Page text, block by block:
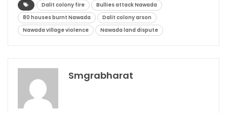
Dalit colony fire
Bullies attack Nawada
80 houses burnt Nawada
Dalit colony arson
Nawada village violence
Nawada land dispute
Smgrabharat